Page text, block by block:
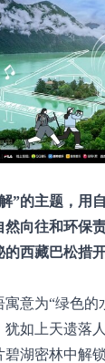
”的主题，用
然向往和环保
西藏巴松措开
寓意为“绿色的
犹如上天遗落
碧湖密林中解